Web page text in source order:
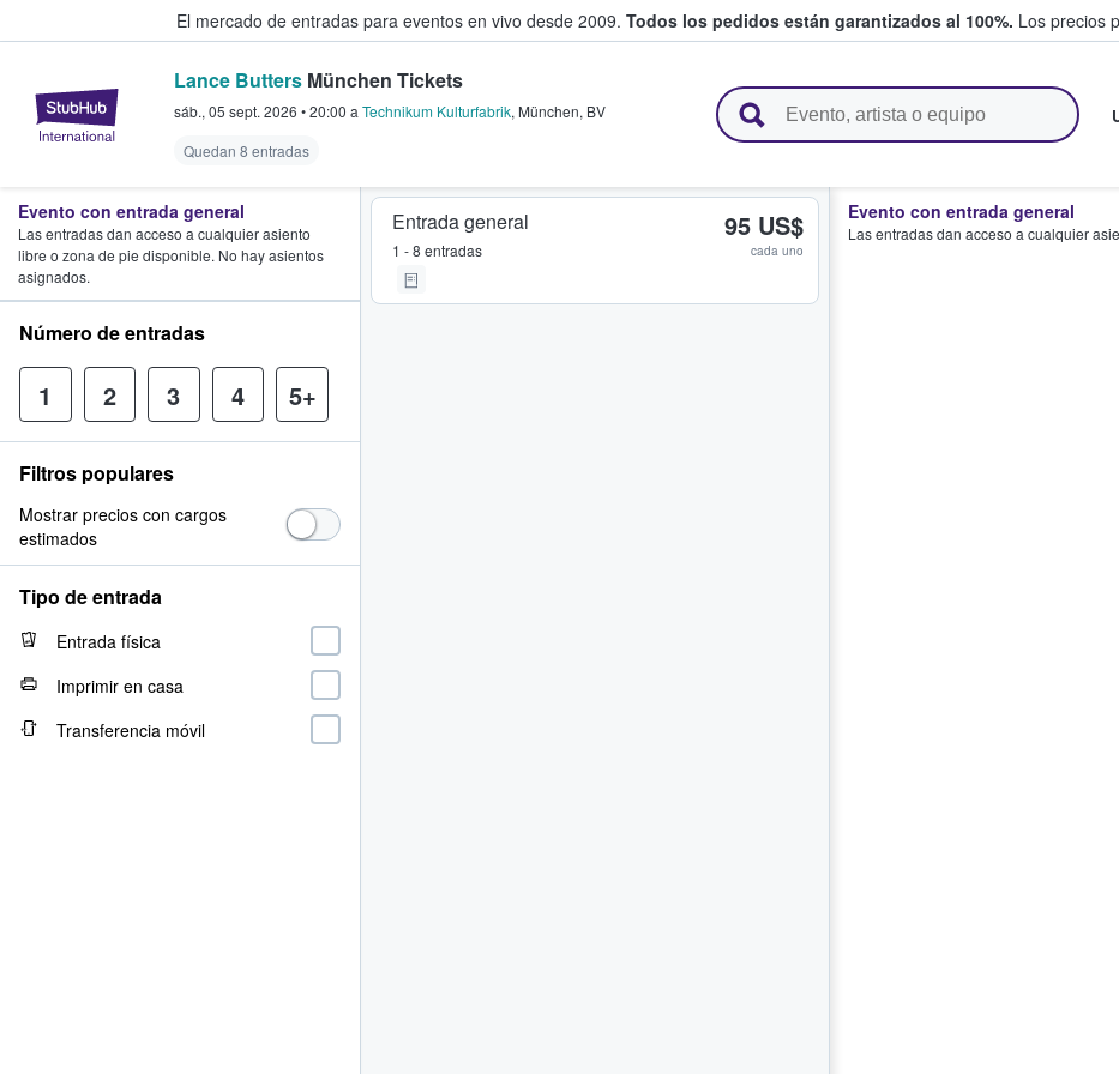
El mercado de entradas para eventos en vivo desde 2009. Todos los pedidos están garantizados al 100%. Los precios
StubHub: compra y venta de entradas entre fans
Lance Butters München Tickets
sáb., 05 sept. 2026 •20:00 a Technikum Kulturfabrik, München, BV
Quedan 8 entradas
Entrada general
1 - 8 entradas
95 US$
cada uno
Evento con entrada general
Las entradas dan acceso a cualquier
Evento con entrada general
Las entradas dan acceso a cualquier asiento
libre o zona de pie disponible. No hay asientos
asignados.
Número de entradas
1 2 3 4 5+
Filtros populares
Mostrar precios con cargos
estimados
Tipo de entrada
Entrada física
Imprimir en casa
Transferencia móvil